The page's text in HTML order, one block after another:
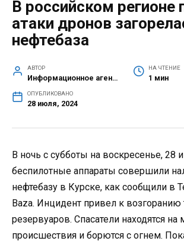
В российском регионе
атаки дронов
нефтебаза
АВТОР
Информационное агентство СЗФО
НА ЧТЕНИЕ
1 мин
ОПУБЛИКОВАНО
28 июля, 2024
В ночь с субботы на воскресенье, 28
беспилотные аппараты совершили
нефтебазу в Курске, как сообщили в
Baza. Инцидент привел к возгоранию
резервуаров. Спасатели находятся на
происшествия и борются с огнем.